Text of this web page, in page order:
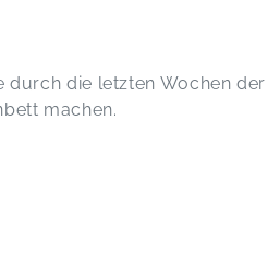
durch die letzten Wochen der
machen.